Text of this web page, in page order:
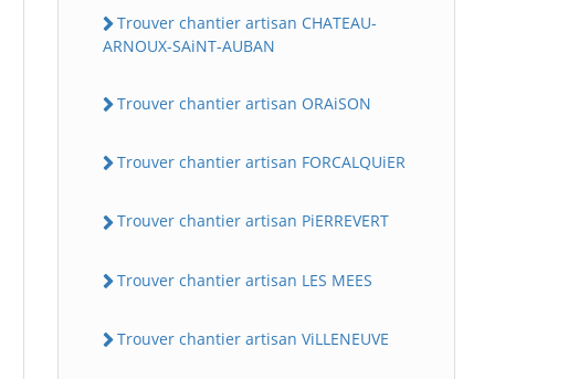
Trouver chantier artisan CHATEAU-
ARNOUX-SAiNT-AUBAN
Trouver chantier artisan ORAiSON
Trouver chantier artisan FORCALQUiER
Trouver chantier artisan PiERREVERT
Trouver chantier artisan LES MEES
Trouver chantier artisan ViLLENEUVE